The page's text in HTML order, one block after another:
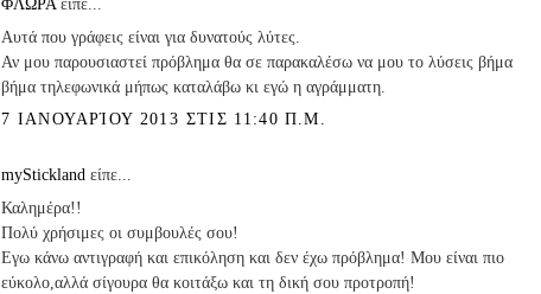
ΦΛΩΡΑείπε...
Αυτά που γράφεις είναι για δυνατούς λύτες.
Αν μου παρουσιαστεί πρόβλημα θα σε παρακαλέσω να μου το λύσεις βήμα
βήμα τηλεφωνικά μήπως καταλάβω κι εγώ η αγράμματη.
7 ΙΑΝΟΥΑΡΊΟΥ 2013 ΣΤΙΣ 11:40 Π.Μ.
myStickland είπε...
Καλημέρα!!
Πολύ χρήσιμες οι συμβουλές σου!
Εγω κάνω αντιγραφή και επικόληση και δεν έχω πρόβλημα! Μου είναι πιο
εύκολο,αλλά σίγουρα θα κοιτάξω και τη δική σου προτροπή!